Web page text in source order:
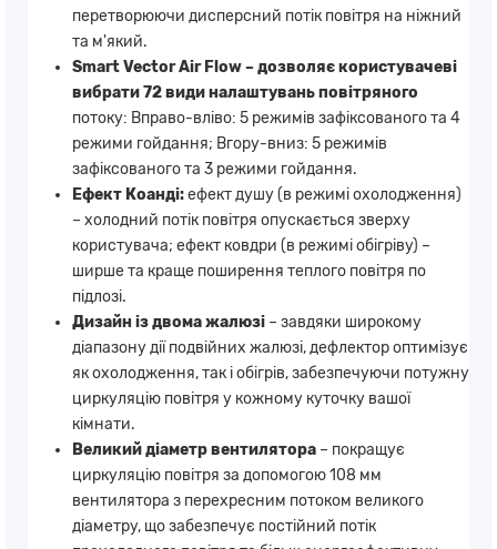
перетворюючи дисперсний потік повітря на ніжний
та м'який.
Smart Vector Air Flow – дозволяє користувачеві
вибрати 72 види налаштувань повітряного
потоку: Вправо-вліво: 5 режимів зафіксованого та 4
режими гойдання; Вгору-вниз: 5 режимів
зафіксованого та 3 режими гойдання.
Ефект Коанді:ефект душу (в режимі охолодження)
– холодний потік повітря опускається зверху
користувача; ефект ковдри (в режимі обігріву) –
ширше та краще поширення теплого повітря по
підлозі.
Дизайн із двома жалюзі – завдяки широкому
діапазону дії подвійних жалюзі, дефлектор оптимізує
як охолодження, так і обігрів, забезпечуючи потужну
циркуляцію повітря у кожному куточку вашої
кімнати.
Великий діаметр вентилятора – покращує
циркуляцію повітря за допомогою 108 мм
вентилятора з перехресним потоком великого
діаметру, що забезпечує постійний потік